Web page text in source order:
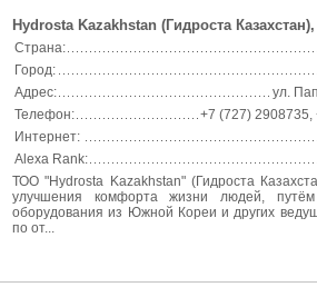
Hydrosta Kazakhstan (Гидроста
Страна:
Город:
Адрес:
ул.
Телефон:
+7 (727)
Интернет:
Alexa Rank:
ТОО "Hydrosta Kazakhstan" (Гидроста
улучшения комфорта жизни людей, путём
оборудования из Южной Кореи и других
по от...